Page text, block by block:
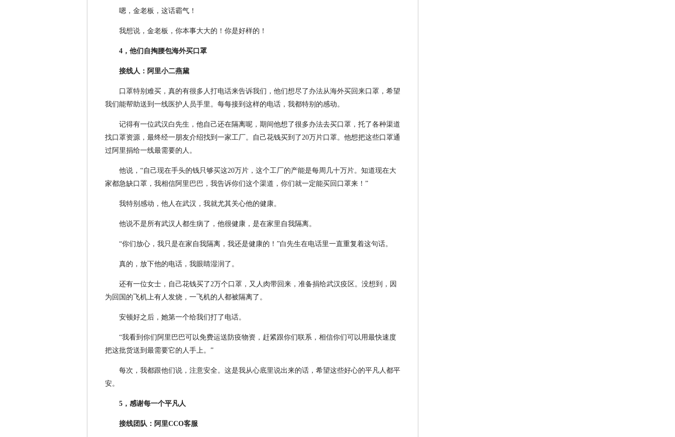
嗯，金老板，这话霸气！
我想说，金老板，你本事大大的！你是好样的！
4，他们自掏腰包海外买口罩
接线人：阿里小二燕黛
口罩特别难买，真的有很多人打电话来告诉我们，他们想尽了办法从海外买回来口罩，希望
我们能帮助送到一线医护人员手里。每每接到这样的电话，我都特别的感动。
记得有一位武汉白先生，他自己还在隔离呢，期间他想了很多办法去买口罩，托了各种渠道
找口罩资源，最终经一朋友介绍找到一家工厂。自己花钱买到了20万片口罩。他想把这些口罩通
过阿里捐给一线最需要的人。
他说，“自己现在手头的钱只够买这20万片，这个工厂的产能是每周几十万片。知道现在大
家都急缺口罩，我相信阿里巴巴，我告诉你们这个渠道，你们就一定能买回口罩来！”
我特别感动，他人在武汉，我就尤其关心他的健康。
他说不是所有武汉人都生病了，他很健康，是在家里自我隔离。
“你们放心，我只是在家自我隔离，我还是健康的！”白先生在电话里一直重复着这句话。
真的，放下他的电话，我眼睛湿润了。
还有一位女士，自己花钱买了2万个口罩，又人肉带回来，准备捐给武汉疫区。没想到，因
为回国的飞机上有人发烧，一飞机的人都被隔离了。
安顿好之后，她第一个给我们打了电话。
“我看到你们阿里巴巴可以免费运送防疫物资，赶紧跟你们联系，相信你们可以用最快速度
把这批货送到最需要它的人手上。”
每次，我都跟他们说，注意安全。这是我从心底里说出来的话，希望这些好心的平凡人都平
安。
5，感谢每一个平凡人
接线团队：阿里CCO客服